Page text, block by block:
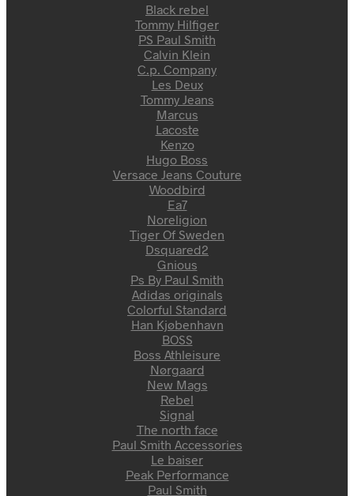
Black rebel
Tommy Hilfiger
PS Paul Smith
Calvin Klein
C.p. Company
Les Deux
Tommy Jeans
Marcus
Lacoste
Kenzo
Hugo Boss
Versace Jeans Couture
Woodbird
Ea7
Noreligion
Tiger Of Sweden
Dsquared2
Gnious
Ps By Paul Smith
Adidas originals
Colorful Standard
Han Kjøbenhavn
BOSS
Boss Athleisure
Nørgaard
New Mags
Rebel
Signal
The north face
Paul Smith Accessories
Le baiser
Peak Performance
Paul Smith